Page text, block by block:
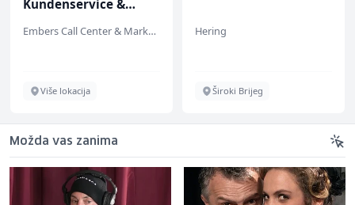
Kundenservice &
Embers Call Center & Marketing
Više lokacija
Hering
Široki Brijeg
Možda vas zanima